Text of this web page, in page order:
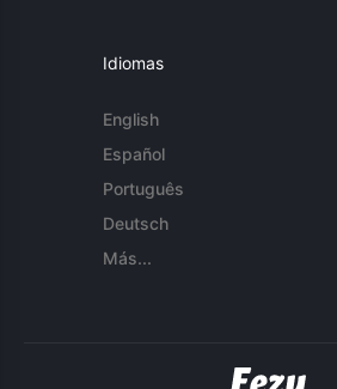
Idiomas
English
Español
Português
Deutsch
Más...